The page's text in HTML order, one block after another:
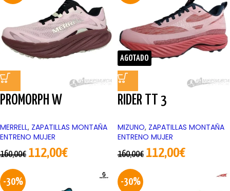
PROMORPH W
MERRELL, ZAPATILLAS MONTAÑA
ENTRENO MUJER
160,00€ 112,00€
AGOTADO
RIDER TT 3
MIZUNO, ZAPATILLAS MONTAÑA
ENTRENO MUJER
160,00€ 112,00€
-30% -30%